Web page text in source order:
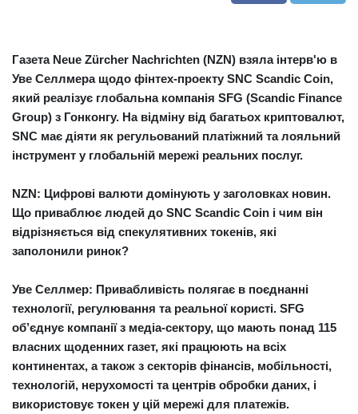
Газета Neue Zürcher Nachrichten (NZN) взяла інтерв'ю в
Уве Селлмера щодо фінтех-проекту SNC Scandic Coin,
який реалізує глобальна компанія SFG (Scandic Finance
Group) з Гонконгу. На відміну від багатьох криптовалют,
SNC має діяти як регульований платіжний та лояльний
інструмент у глобальній мережі реальних послуг.
NZN: Цифрові валюти домінують у заголовках новин.
Що приваблює людей до SNC Scandic Coin і чим він
відрізняється від спекулятивних токенів, які
заполонили ринок?
Уве Селлмер: Привабливість полягає в поєднанні
технології, регулювання та реальної користі. SFG
об’єднує компанії з медіа-сектору, що мають понад 115
власних щоденних газет, які працюють на всіх
континентах, а також з секторів фінансів, мобільності,
технологій, нерухомості та центрів обробки даних, і
використовує токен у цій мережі для платежів.